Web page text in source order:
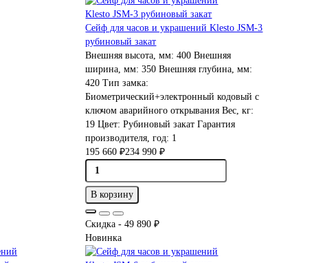
Сейф для часов и украшений Klesto JSM-3
рубиновый закат
Внешняя высота, мм:400 Внешняя
ширина, мм:350 Внешняя глубина, мм:
420 Тип замка:
Биометрический+электронный кодовый с
ключом аварийного открывания Вес, кг:
19 Цвет:Рубиновый закат Гарантия
производителя, год: 1
195 660 ₽234 990 ₽
В корзину
Скидка - 49 890 ₽
Новинка